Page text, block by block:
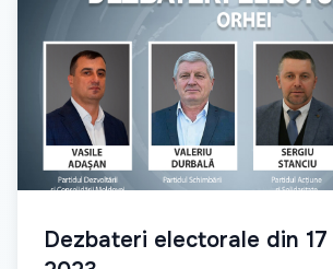
Dezbateri electorale din